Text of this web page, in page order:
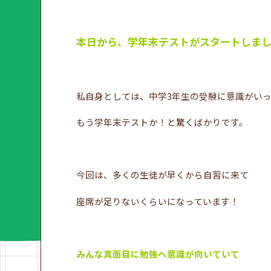
本日から、学年末テストがスタートしまし
私自身としては、中学3年生の受験に意識がい
もう学年末テストか！と驚くばかりです。
今回は、多くの生徒が早くから自習に来て
座席が足りないくらいになっています！
みんな真面目に勉強へ意識が向いていて